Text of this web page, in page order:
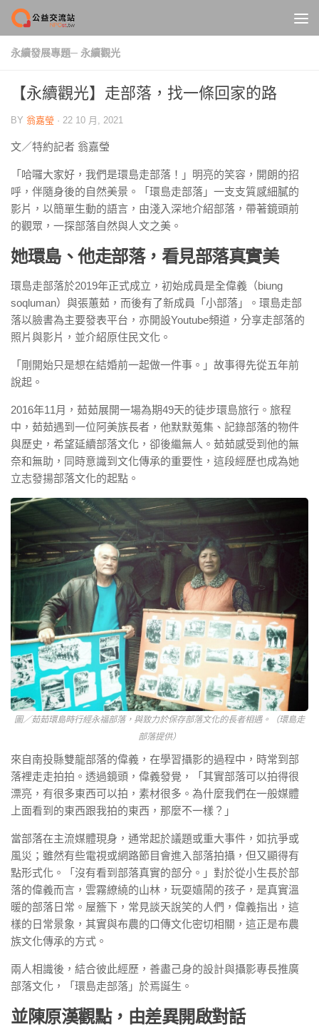
Skip to content
永續發展專題─ 永續觀光
【永續觀光】走部落，找一條回家的路
BY 翁嘉瑩 · 22 10 月, 2021
文／特約記者 翁嘉瑩
「哈囉大家好，我們是環島走部落！」明亮的笑容，開朗的招
呼，伴隨身後的自然美景。「環島走部落」一支支質感細膩的
影片，以簡單生動的語言，由淺入深地介紹部落，帶著鏡頭前
的觀眾，一探部落自然與人文之美。
她環島、他走部落，看見部落真實美
環島走部落於2019年正式成立，初始成員是全偉義（biung
soqluman）與張蕙茹，而後有了新成員「小部落」。環島走部
落以臉書為主要發表平台，亦開設Youtube頻道，分享走部落的
照片與影片，並介紹原住民文化。
「剛開始只是想在結婚前一起做一件事。」故事得先從五年前
說起。
2016年11月，茹茹展開一場為期49天的徒步環島旅行。旅程
中，茹茹遇到一位阿美族長者，他默默蒐集、記錄部落的物件
與歷史，希望延續部落文化，卻後繼無人。茹茹感受到他的無
奈和無助，同時意識到文化傳承的重要性，這段經歷也成為她
立志發揚部落文化的起點。
圖／茹茹環島時行經永福部落，與致力於保存部落文化的長者相遇。（環島走
部落提供）
來自南投縣雙龍部落的偉義，在學習攝影的過程中，時常到部
落裡走走拍拍。透過鏡頭，偉義發覺，「其實部落可以拍得很
漂亮，有很多東西可以拍，素材很多。為什麼我們在一般媒體
上面看到的東西跟我拍的東西，那麼不一樣？」
當部落在主流媒體現身，通常起於議題或重大事件，如抗爭或
風災；雖然有些電視或網路節目會進入部落拍攝，但又顯得有
點形式化。「沒有看到部落真實的部分。」對於從小生長於部
落的偉義而言，雲霧繚繞的山林，玩耍嬉鬧的孩子，是真實溫
暖的部落日常。屋簷下，常見談天說笑的人們，偉義指出，這
樣的日常景象，其實與布農的口傳文化密切相關，這正是布農
族文化傳承的方式。
兩人相識後，結合彼此經歷，善盡己身的設計與攝影專長推廣
部落文化，「環島走部落」於焉誕生。
並陳原漢觀點，由差異開啟對話